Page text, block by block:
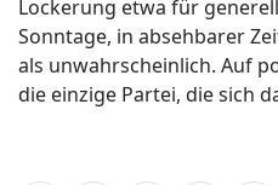
Lockerung etwa für
Sonntage, in absehbarer
als unwahrscheinlich. Auf
die einzige Partei, die sich